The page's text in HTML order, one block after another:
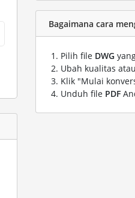
Bagaimana cara
Pilih file DWG
Ubah kualitas
Klik "Mulai
Unduh file PDF